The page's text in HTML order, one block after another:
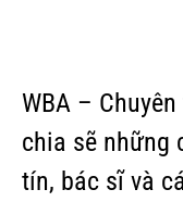
WBA –
chia sẽ những
tín, bác sĩ và